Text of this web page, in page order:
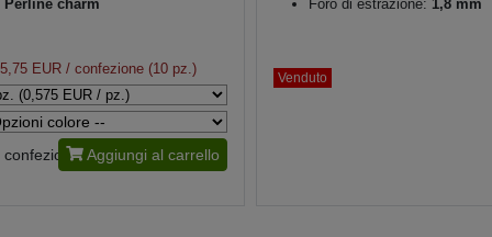
Perline charm
5,75 EUR/ confezione (10 pz.)
confezione Aggiungi al carrello
Foro di estrazione: 1,8 mm
Venduto